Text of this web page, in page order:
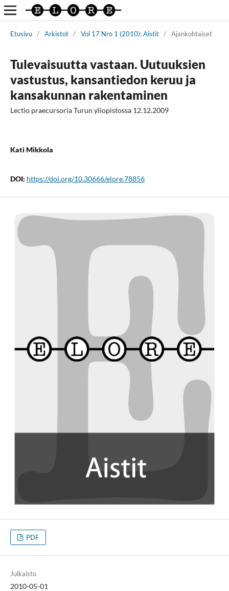
Etusivu / Arkistot / Vol 17 Nro 1 (2010): Aistit / Ajankohtaiset
Tulevaisuutta vastaan. Uutuuksien
vastustus, kansantiedon keruu ja
kansakunnan rakentaminen
Lectio praecursoria Turun yliopistossa 12.12.2009
Kati Mikkola
DOI: https://doi.org/10.30666/elore.78856
PDF
Julkaistu
2010-05-01